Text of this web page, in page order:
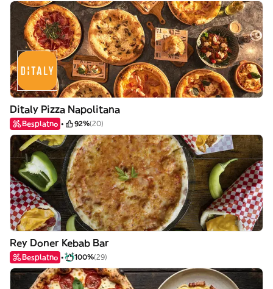
Ditaly Pizza Napolitana
Besplatno 92%(20)
Rey Doner Kebab Bar
Besplatno 100%(29)